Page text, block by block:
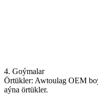
4. Goýmalar
Örtükler: Awtoulag OEM
aýna örtükler.